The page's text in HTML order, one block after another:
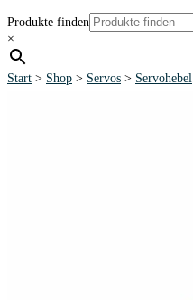
Produkte finden
×
Start > Shop > Servos > Servohebel